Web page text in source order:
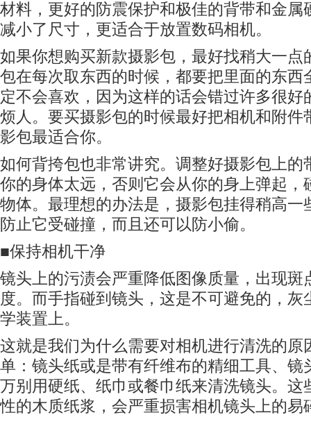
材料，更好的防震保护和极佳的背带和金属
减小了尺寸，更适合于放置数码相机。
如果你想购买新款摄影包，最好找稍大一点
包在每次取东西的时候，都要把里面的东西
定不会喜欢，因为这样的话会错过许多很好
烦人。要买摄影包的时候最好把相机和附件
影包最适合你。
如何背挎包也非常讲究。调整好摄影包上的
你的身体太远，否则它会从你的身上弹起，
物体。最理想的办法是，摄影包挂得稍高一
防止它受碰撞，而且还可以防小偷。
■保持相机干净
镜头上的污渍会严重降低图像质量，出现斑
度。而手指碰到镜头，这是不可避免的，灰
学装置上。
这就是我们为什么需要对相机进行清洗的原
单：镜头纸或是带有纤维布的精细工具、镜
万别用硬纸、纸巾或餐巾纸来清洗镜头。这
性的木质纸浆，会严重损害相机镜头上的易